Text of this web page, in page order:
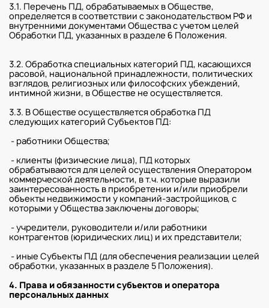
3.1. Перечень ПД, обрабатываемых в Обществе,
определяется в соответствии с законодательством РФ и
внутренними документами Общества с учетом целей
Обработки ПД, указанных в разделе 6 Положения.
3.2. Обработка специальных категорий ПД, касающихся
расовой, национальной принадлежности, политических
взглядов, религиозных или философских убеждений,
интимной жизни, в Обществе не осуществляется.
3.3. В Обществе осуществляется обработка ПД
следующих категорий Субъектов ПД:
- работники Общества;
- клиенты (физические лица), ПД которых
обрабатываются для целей осуществления Оператором
коммерческой деятельности, в т.ч. которые выразили
заинтересованность в приобретении и/или приобрели
объекты недвижимости у компаний-застройщиков, с
которыми у Общества заключены договоры;
- учредители, руководители и/или работники
контрагентов (юридических лиц) и их представители;
- иные Субъекты ПД (для обеспечения реализации целей
обработки, указанных в разделе 5 Положения).
4. Права и обязанности субъектов и оператора
персональных данных